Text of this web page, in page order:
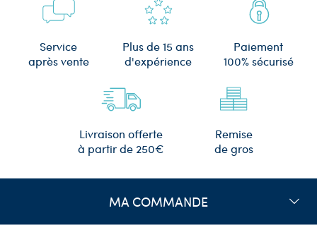
Service
après vente
Plus de 15 ans
d'expérience
Paiement
100% sécurisé
Livraison offerte
à partir de 250€
Remise
de gros
MA COMMANDE